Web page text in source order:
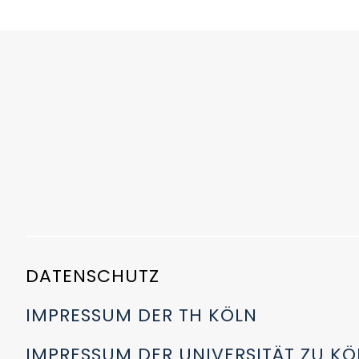
DATENSCHUTZ
IMPRESSUM DER TH KÖLN